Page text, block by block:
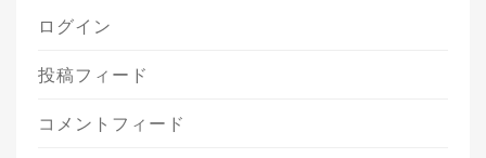
ログイン
投稿フィード
コメントフィード